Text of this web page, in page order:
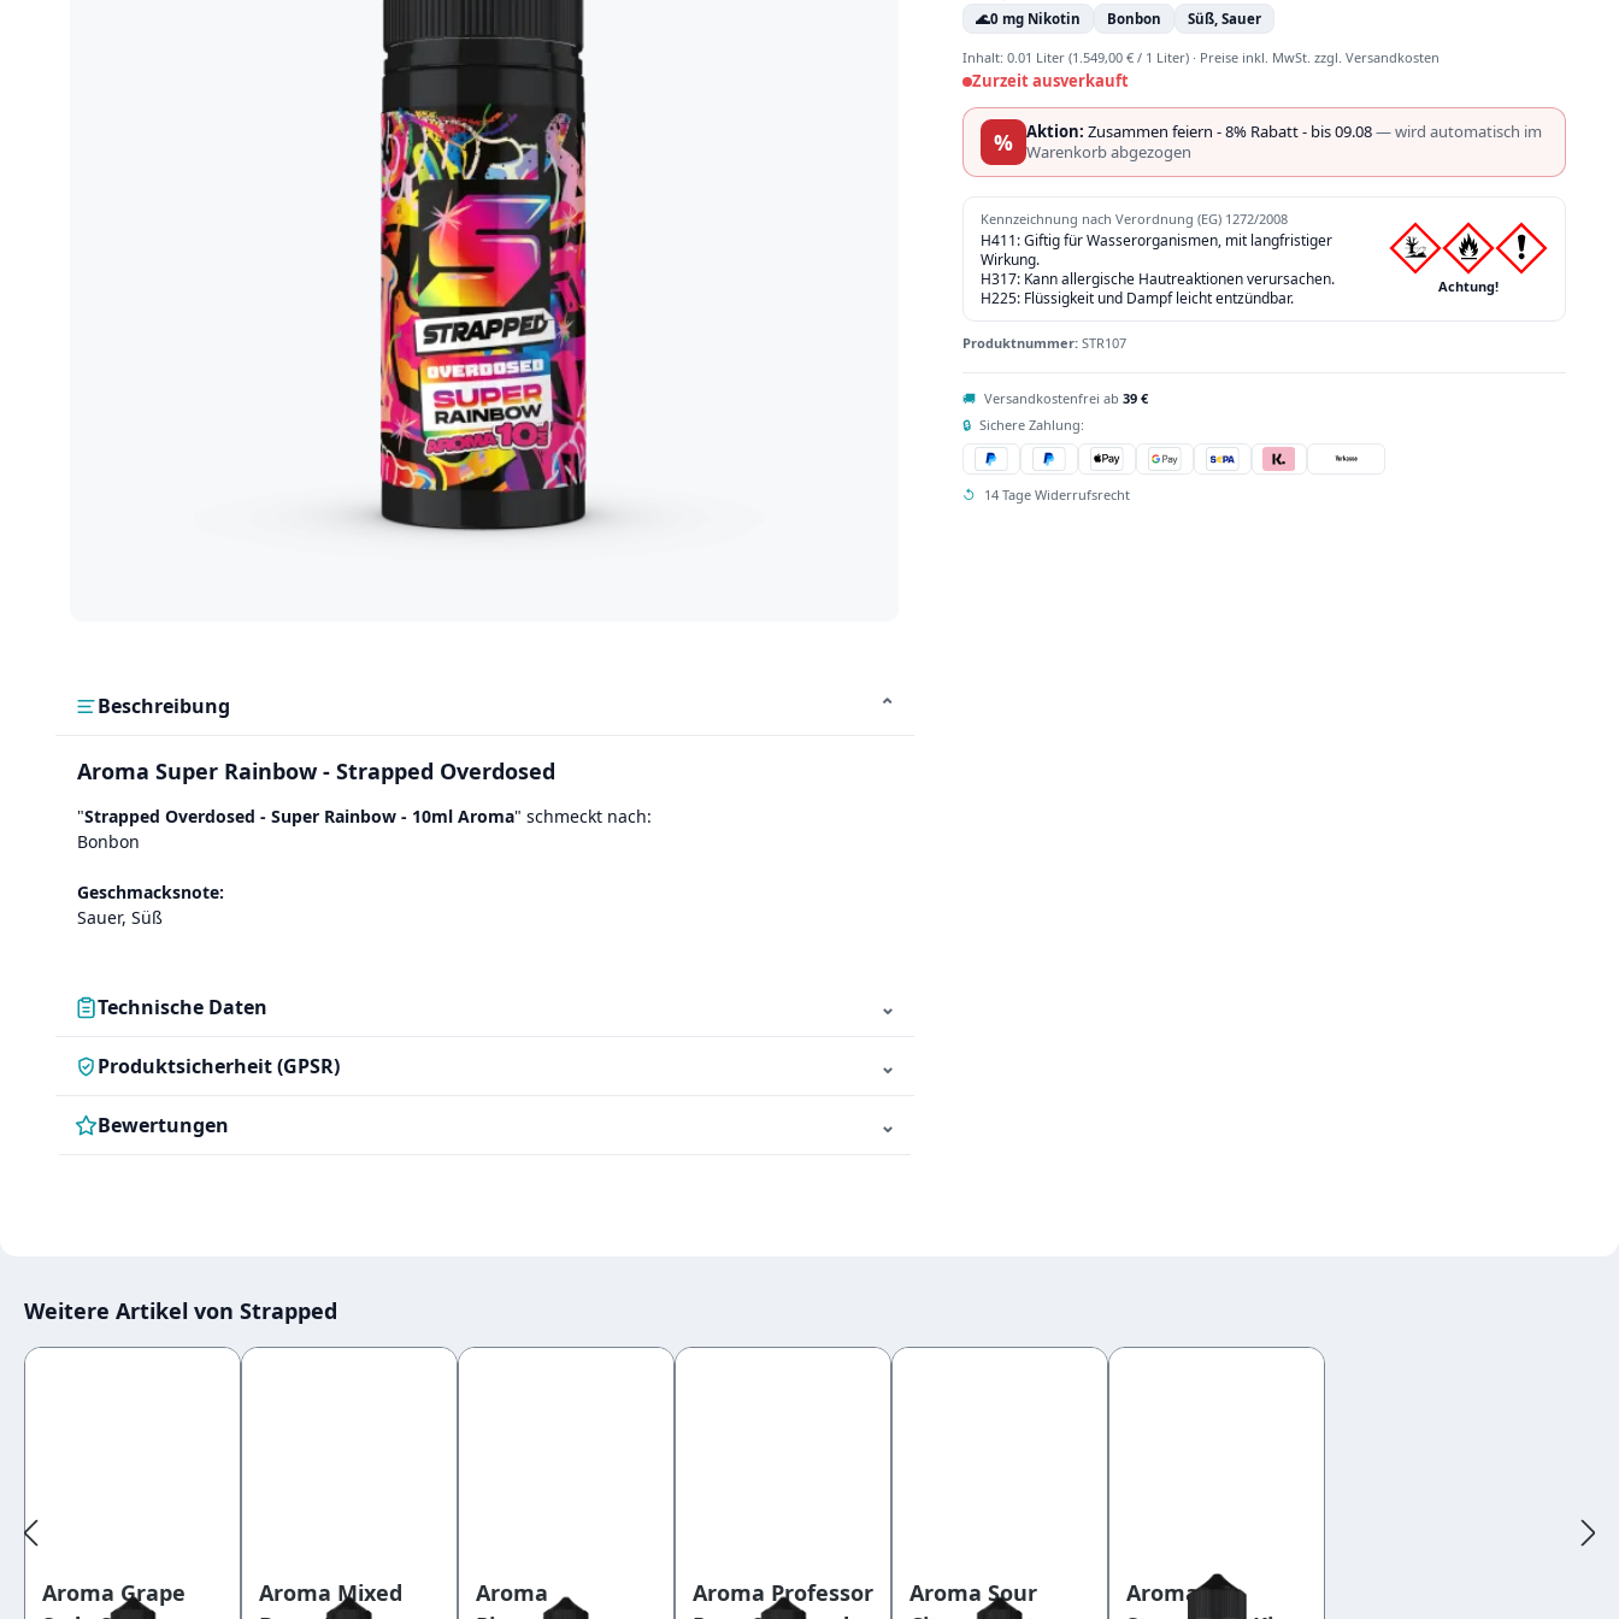
Beschreibung ⌄
Aroma Super Rainbow - Strapped Overdosed
"Strapped Overdosed - Super Rainbow - 10ml Aroma" schmeckt nach:
Bonbon
Geschmacksnote:
Sauer, Süß
Technische Daten ⌄
Produktsicherheit (GPSR) ⌄
Bewertungen ⌄
🌊0 mg Nikotin Bonbon Süß, Sauer
Inhalt: 0.01 Liter (1.549,00 € / 1 Liter) · Preise inkl. MwSt. zzgl. Versandkosten
Zurzeit ausverkauft
% Aktion: Zusammen feiern - 8% Rabatt - bis 09.08— wird automatisch im
Warenkorb abgezogen
Kennzeichnung nach Verordnung (EG) 1272/2008
H411: Giftig für Wasserorganismen, mit langfristiger
Wirkung.
H317: Kann allergische Hautreaktionen verursachen.
H225: Flüssigkeit und Dampf leicht entzündbar.
Achtung!
Produktnummer: STR107
🚚 Versandkostenfrei ab 39 €
🔒 Sichere Zahlung:
↺ 14 Tage Widerrufsrecht
Weitere Artikel von Strapped
Produktgalerie überspringen
Aroma Grape
Aroma Mixed
Aroma
Aroma Professor
Aroma Sour
Aroma